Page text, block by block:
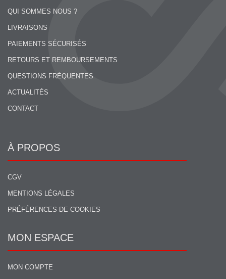
QUI SOMMES NOUS ?
LIVRAISONS
PAIEMENTS SÉCURISÉS
RETOURS ET REMBOURSEMENTS
QUESTIONS FRÉQUENTES
ACTUALITÉS
CONTACT
À PROPOS
CGV
MENTIONS LÉGALES
PRÉFÉRENCES DE COOKIES
MON ESPACE
MON COMPTE